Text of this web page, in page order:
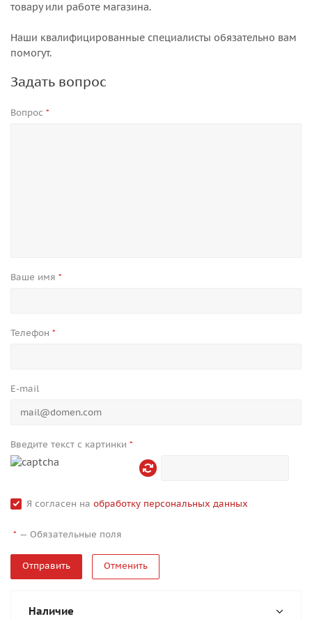
товару или работе магазина.
Наши квалифицированные специалисты обязательно вам
помогут.
Задать вопрос
Вопрос *
Ваше имя *
Телефон *
E-mail
Введите текст с картинки *
Я согласен на обработку персональных данных
* — Обязательные поля
Отменить
Наличие